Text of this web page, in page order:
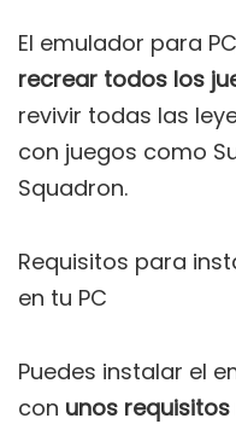
El emulador para
recrear todos los
revivir todas las
con juegos como
Squadron.
Requisitos para
en tu PC
Puedes instalar el
con unos